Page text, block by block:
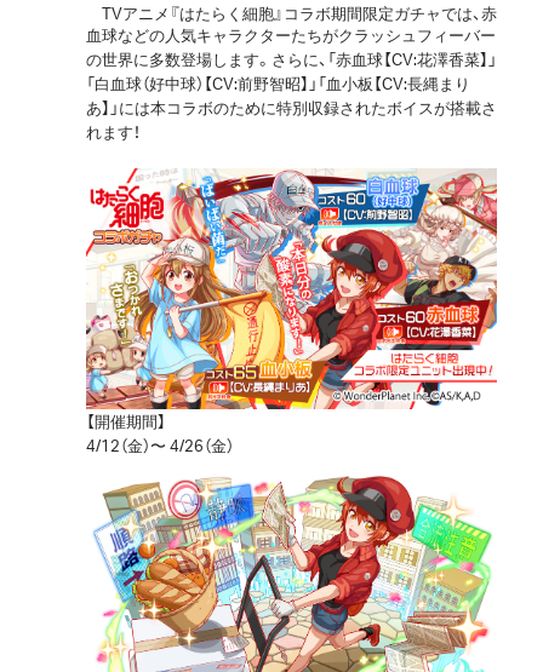
TVアニメ『はたらく細胞』コラボ期間限定ガチャでは、赤
血球などの人気キャラクターたちがクラッシュフィーバー
の世界に多数登場します。さらに、「赤血球【CV:花澤香菜】」
「白血球（好中球）【CV:前野智昭】」「血小板【CV:長縄まり
あ】」には本コラボのために特別収録されたボイスが搭載さ
れます！
【開催期間】
4/12（金）〜 4/26（金）